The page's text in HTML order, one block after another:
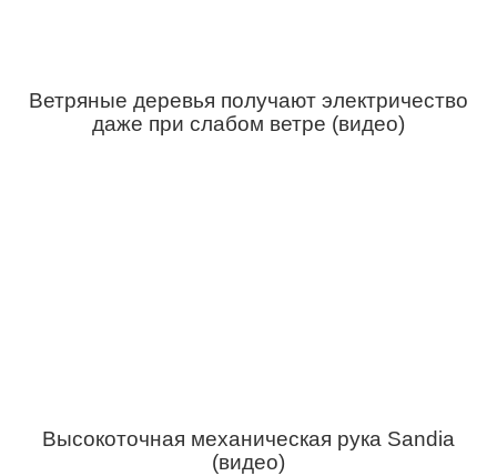
Ветряные деревья получают электричество
даже при слабом ветре (видео)
Высокоточная механическая рука Sandia
(видео)